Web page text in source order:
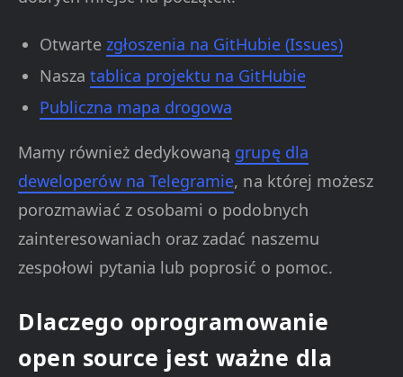
Otwarte zgłoszenia na GitHubie (Issues)
Nasza tablica projektu na GitHubie
Publiczna mapa drogowa
Mamy również dedykowaną grupę dla
deweloperów na Telegramie, na której możesz
porozmawiać z osobami o podobnych
zainteresowaniach oraz zadać naszemu
zespołowi pytania lub poprosić o pomoc.
Dlaczego oprogramowanie
open source jest ważne dla